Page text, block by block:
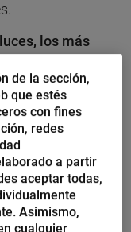
los más
de las citadas
que
los que
los peores
al año en las
de la sección,
que estés
con fines
redes
a partir
aceptar todas,
Asimismo,
cualquier